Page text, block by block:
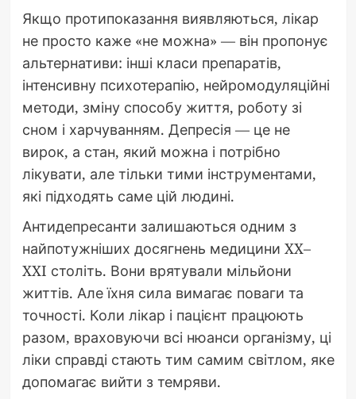
Якщо протипоказання виявляються, лікар
не просто каже «не можна» — він пропонує
альтернативи: інші класи препаратів,
інтенсивну психотерапію, нейромодуляційні
методи, зміну способу життя, роботу зі
сном і харчуванням. Депресія — це не
вирок, а стан, який можна і потрібно
лікувати, але тільки тими інструментами,
які підходять саме цій людині.
Антидепресанти залишаються одним з
найпотужніших досягнень медицини XX–
XXI століть. Вони врятували мільйони
життів. Але їхня сила вимагає поваги та
точності. Коли лікар і пацієнт працюють
разом, враховуючи всі нюанси організму, ці
ліки справді стають тим самим світлом, яке
допомагає вийти з темряви.